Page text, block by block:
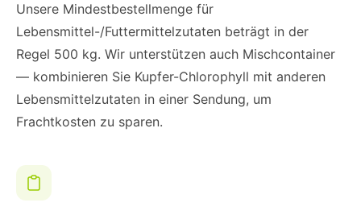
Unsere Mindestbestellmenge für
Lebensmittel-/Futtermittelzutaten beträgt in der
Regel 500 kg. Wir unterstützen auch Mischcontainer
— kombinieren Sie Kupfer-Chlorophyll mit anderen
Lebensmittelzutaten in einer Sendung, um
Frachtkosten zu sparen.